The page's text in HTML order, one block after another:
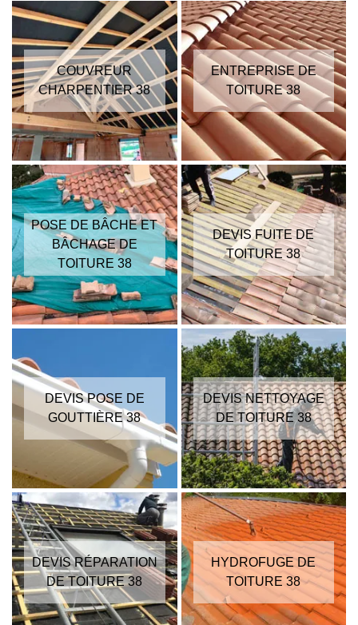
COUVREUR
CHARPENTIER 38
ENTREPRISE DE
TOITURE 38
POSE DE BÂCHE ET
BÂCHAGE DE
TOITURE 38
DEVIS FUITE DE
TOITURE 38
DEVIS POSE DE
GOUTTIÈRE 38
DEVIS NETTOYAGE
DE TOITURE 38
DEVIS RÉPARATION
DE TOITURE 38
HYDROFUGE DE
TOITURE 38